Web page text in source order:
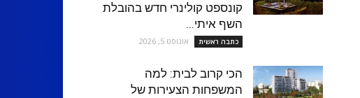
קונספט קולינרי חדש בהובלת
השף איתי...
כתבה ראשית אוגוסט 5, 2026
הכי קרוב לבית: למה
המשפחות הצעירות של